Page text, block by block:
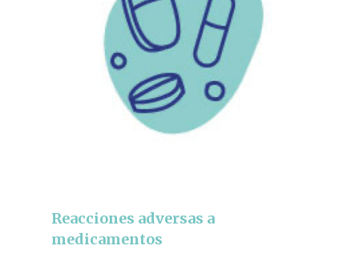
Reacciones adversas a
medicamentos